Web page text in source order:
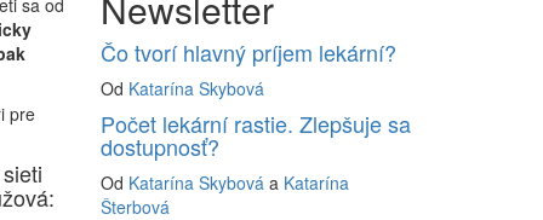
sa od
pre
Čo tvorí hlavný príjem lekární?
Od Katarína Skybová
Počet lekární rastie. Zlepšuje sa
dostupnosť?
Od Katarína Skybová a Katarína
Šterbová